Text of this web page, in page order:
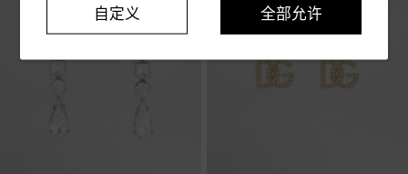
自定义 全部允许